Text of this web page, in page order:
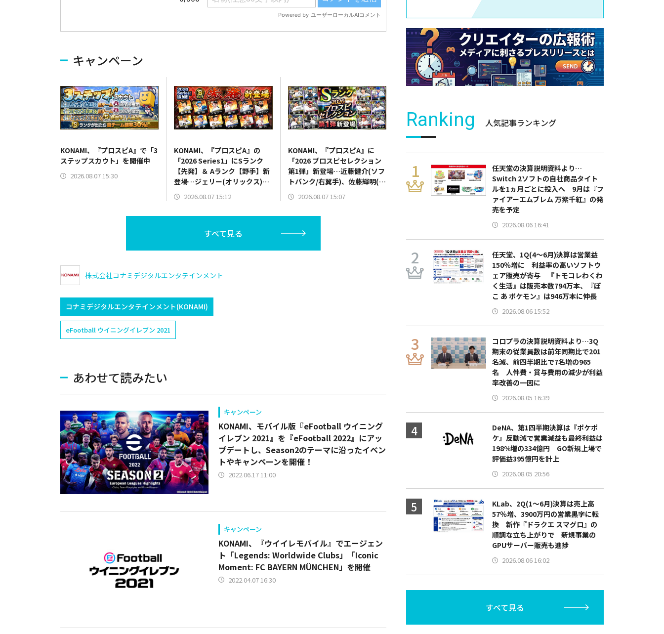
キャンペーン
KONAMI、『プロスピA』で「3
ステップスカウト」を開催中
2026.08.07 15:30
KONAMI、『プロスピA』の
「2026 Series1」にSランク
【先発】＆ Aランク【野手】新
登場…ジェリー(オリックス)、
マラー(中日)、奈良間大己(北海
道日本ハム/二塁手)、持丸泰輝
2026.08.07 15:12
KONAMI、『プロスピA』に
「2026 プロスピセレクション
第1弾」新登場…近藤健介(ソフ
トバンク/右翼手)、佐藤輝明(阪
神/三塁手)、髙橋光成(西武/先
発)、Ｒ．マルティネス(巨人/抑
2026.08.07 15:07
すべて見る
株式会社コナミデジタルエンタテインメント
コナミデジタルエンタテインメント(KONAMI)
eFootball ウイニングイレブン 2021
あわせて読みたい
キャンペーン
KONAMI、モバイル版『eFootball ウイニング
イレブン 2021』を『eFootball 2022』にアッ
プデートし、Season2のテーマに沿ったイベン
トやキャンペーンを開催！
2022.06.17 11:00
キャンペーン
KONAMI、『ウイイレモバイル』でエージェン
ト「Legends: Worldwide Clubs」「Iconic
Moment: FC BAYERN MÜNCHEN」を開催
2022.04.07 16:30
Ranking 人気記事ランキング
任天堂の決算説明資料より…
Switch 2ソフトの自社商品タイト
ルを1ヵ月ごとに投入へ 9月は『フ
ァイアーエムブレム 万紫千紅』の発
売を予定
2026.08.06 16:41
任天堂、1Q(4～6月)決算は営業益
150％増に 利益率の高いソフトウ
ェア販売が寄与 『トモコレわくわ
く生活』は販売本数794万本、『ぽ
こ あ ポケモン』は946万本に伸長
2026.08.06 15:52
コロプラの決算説明資料より…3Q
期末の従業員数は前年同期比で201
名減、前四半期比で7名増の965
名 人件費・賞与費用の減少が利益
率改善の一因に
2026.08.05 16:39
DeNA、第1四半期決算は『ポケポ
ケ』反動減で営業減益も最終利益は
198%増の334億円 GO新規上場で
評価益395億円を計上
2026.08.05 20:56
KLab、2Q(1～6月)決算は売上高
57％増、3900万円の営業黒字に転
換 新作『ドラクエ スマグロ』の
順調な立ち上がりで 新規事業の
GPUサーバー販売も進捗
2026.08.06 16:02
すべて見る